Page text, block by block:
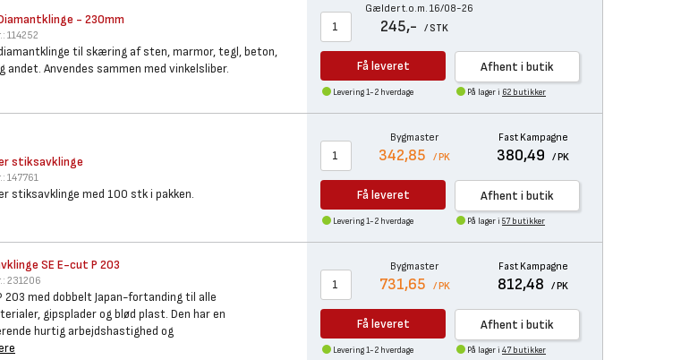
- 230mm
114252
diamantklinge til skæring af sten, marmor, tegl, beton,
andet. Anvendes sammen med vinkelsliber.
Gælder t.o.m. 16/08-26
245,- / STK
Få leveret Afhent i butik
Levering 1-2 hverdage På lager i 62 butikker
stiksavklinge
147761
stiksavklinge med 100 stk i pakken.
Bygmaster
342,85 / PK
Fast Kampagne
380,49 / PK
Få leveret Afhent i butik
Levering 1-2 hverdage På lager i 57 butikker
SE E-cut P 203
231206
203 med dobbelt Japan-fortanding til alle
gipsplader og blød plast. Den har en
hurtig arbejdshastighed og
Bygmaster
731,65 / PK
Fast Kampagne
812,48 / PK
Få leveret Afhent i butik
Levering 1-2 hverdage På lager i 47 butikker